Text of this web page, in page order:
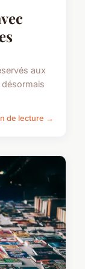
aux
de lecture →